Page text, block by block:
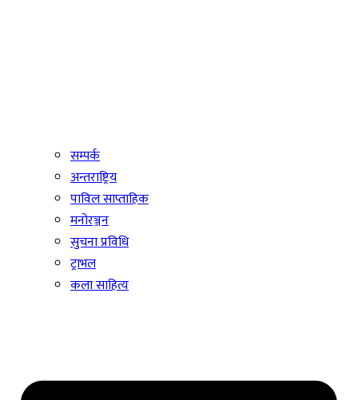
सम्पर्क
अन्तराष्ट्रिय
पाविल साप्ताहिक
मनोरञ्जन
सुचना प्रविधि
ट्राभल
कला साहित्य